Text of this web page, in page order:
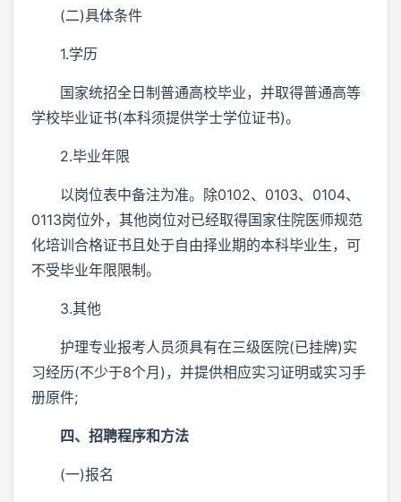
(二)具体条件
1.学历
国家统招全日制普通高校毕业，并取得普通高等
学校毕业证书(本科须提供学士学位证书)。
2.毕业年限
以岗位表中备注为准。除0102、0103、0104、
0113岗位外，其他岗位对已经取得国家住院医师规范
化培训合格证书且处于自由择业期的本科毕业生，可
不受毕业年限限制。
3.其他
护理专业报考人员须具有在三级医院(已挂牌)实
习经历(不少于8个月)，并提供相应实习证明或实习手
册原件;
四、招聘程序和方法
(一)报名